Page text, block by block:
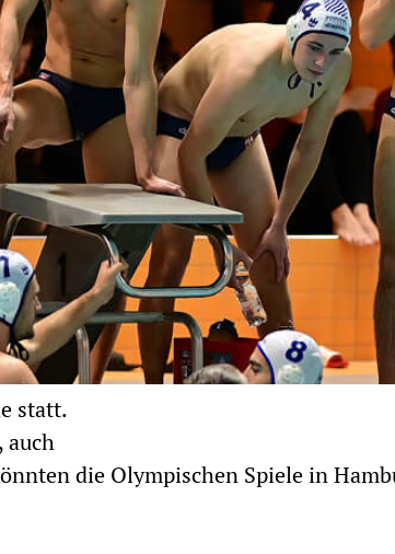
statt.
auch
die Olympischen Spiele in